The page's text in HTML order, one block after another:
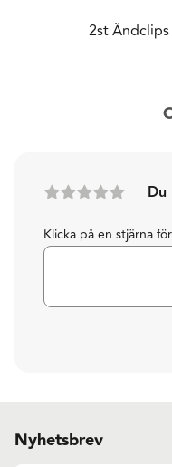
2st
Du
Klicka på en stjärna
Nyhetsbrev